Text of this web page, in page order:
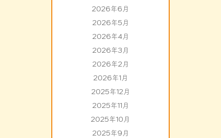
2026年6月
2026年5月
2026年4月
2026年3月
2026年2月
2026年1月
2025年12月
2025年11月
2025年10月
2025年9月